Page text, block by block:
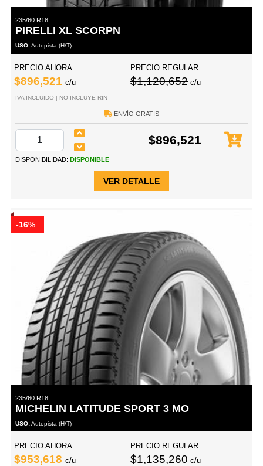
235/60 R18
PIRELLI XL SCORPN
USO:Autopista (H/T)
PRECIO AHORA
$896,521 c/u
PRECIO REGULAR
$1,120,652 c/u
IVA INCLUIDO | NO INCLUYE RIN
ENVÍO GRATIS
$896,521
DISPONIBILIDAD: DISPONIBLE
VER DETALLE
-16%
235/60 R18
MICHELIN LATITUDE SPORT 3 MO
USO:Autopista (H/T)
PRECIO AHORA
$953,618 c/u
PRECIO REGULAR
$1,135,260 c/u